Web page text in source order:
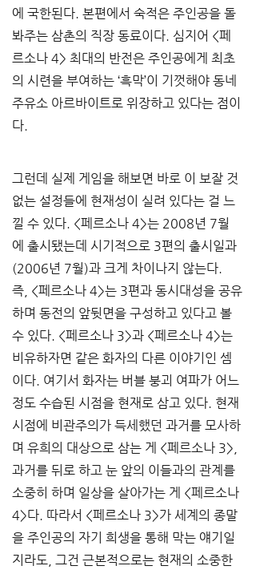
에 국한된다. 본편에서 숙적은 주인공을 돌
봐주는 삼촌의 직장 동료이다. 심지어 <페
르소나 4> 최대의 반전은 주인공에게 최초
의 시련을 부여하는 ‘흑막’이 기껏해야 동네
주유소 아르바이트로 위장하고 있다는 점이
다.
그런데 실제 게임을 해보면 바로 이 보잘 것
없는 설정들에 현재성이 실려 있다는 걸 느
낄 수 있다. <페르소나 4>는 2008년 7월
에 출시됐는데 시기적으로 3편의 출시일과
(2006년 7월)과 크게 차이나지 않는다.
즉, <페르소나 4>는 3편과 동시대성을 공유
하며 동전의 앞뒷면을 구성하고 있다고 볼
수 있다. <페르소나 3>과 <페르소나 4>는
비유하자면 같은 화자의 다른 이야기인 셈
이다. 여기서 화자는 버블 붕괴 여파가 어느
정도 수습된 시점을 현재로 삼고 있다. 현재
시점에 비관주의가 득세했던 과거를 모사하
며 유희의 대상으로 삼는 게 <페르소나 3>,
과거를 뒤로 하고 눈 앞의 이들과의 관계를
소중히 하며 일상을 살아가는 게 <페르소나
4>다. 따라서 <페르소나 3>가 세계의 종말
을 주인공의 자기 희생을 통해 막는 얘기일
지라도, 그건 근본적으로는 현재의 소중한